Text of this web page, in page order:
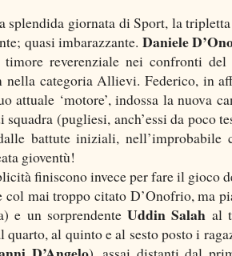
splendida giornata di Sport, la
quasi imbarazzante. Daniele
reverenziale nei confronti del
nella categoria Allievi. Federico, in
attuale ‘motore’, indossa la nuova
squadra (pugliesi, anch’essi da poco
battute iniziali,
gioventù!
finiscono invece per fare il gioco
mai troppo citato D’Onofrio, ma
e un sorprendente Uddin Salah al
quarto, al quinto e al sesto posto i